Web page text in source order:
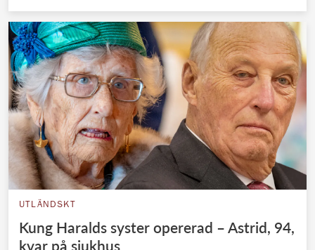
UTLÄNDSKT
Kung Haralds syster opererad – Astrid, 94,
kvar på sjukhus